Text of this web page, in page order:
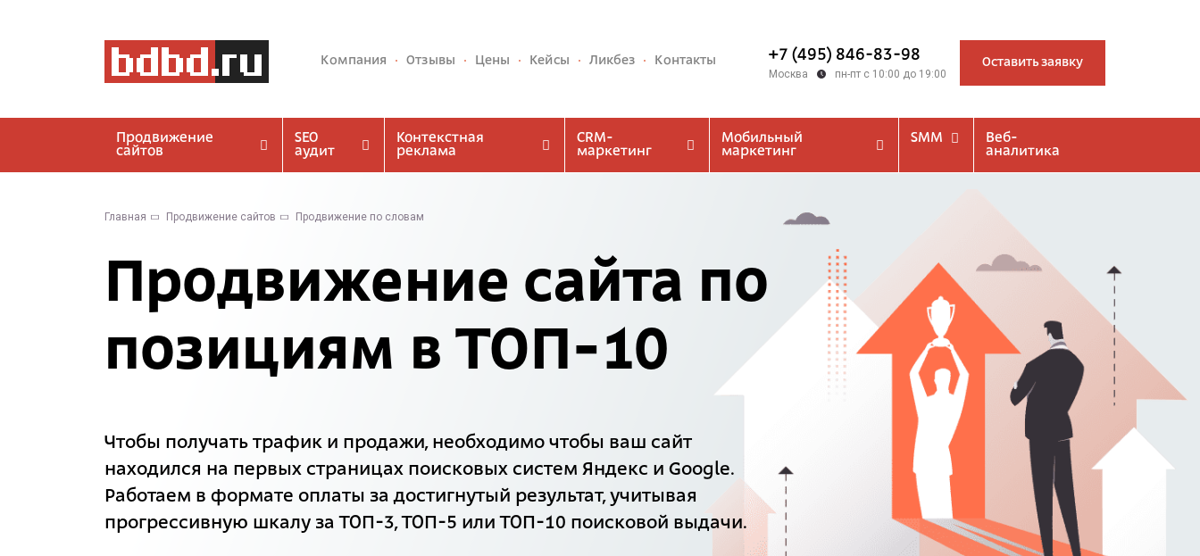
Компания Отзывы Цены Кейсы Ликбез Контакты +7 (495) 846-83-98
Москва пн-пт с 10:00 до 19:00
Оставить заявку
Продвижение
сайтов
SEO
аудит
Контекстная
реклама
CRM-
маркетинг
Мобильный
маркетинг
SMM
Веб-
аналитика
Главная Продвижение сайтов Продвижение по словам
Продвижение сайта по
позициям в ТОП-10
Чтобы получать трафик и продажи, необходимо чтобы ваш сайт
находился на первых страницах поисковых систем Яндекс и Google.
Работаем в формате оплаты за достигнутый результат, учитывая
прогрессивную шкалу за ТОП-3, ТОП-5 или ТОП-10 поисковой выдачи.